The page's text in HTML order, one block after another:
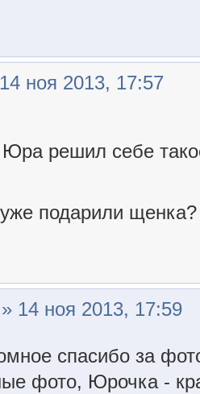
ноя 2013, 17:57
Юра решил себе
подарили
14 ноя 2013, 17:59
спасибо за
фото, Юрочка -